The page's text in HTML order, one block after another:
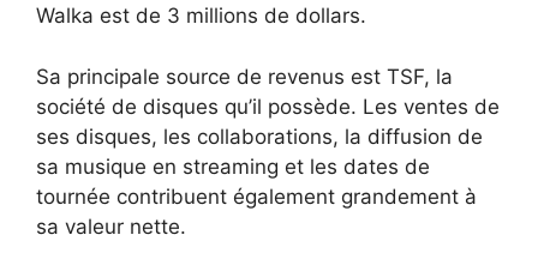
Walka est de 3 millions de dollars.
Sa principale source de revenus est TSF, la
société de disques qu’il possède. Les ventes de
ses disques, les collaborations, la diffusion de
sa musique en streaming et les dates de
tournée contribuent également grandement à
sa valeur nette.